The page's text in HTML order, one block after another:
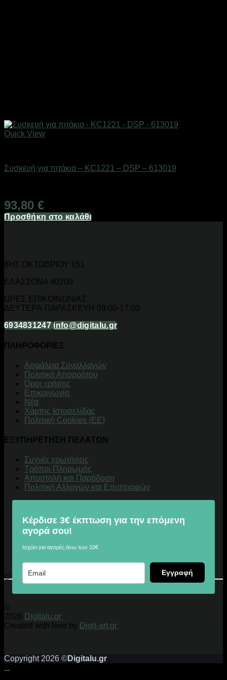
Quick View
Συσκευή για πιτάκια – KC1221 – DSP – 613019
93,80 €
Προσθήκη στο καλάθι
6ΗΣ ΟΚΤΩΒΡΙΟΥ 151
ΕΛΑΣΣΟΝΑ 40200
ΩΡΕΣ ΕΠΙΚΟΙΝΩΝΙΑΣ
ΔΕΥΤΕΡΑ-ΠΑΡΑΣΚΕΥΗ 09:00-17:00
6934831247 info@digitalu.gr
ΠΛΗΡΟΦΟΡΙΕΣ
Aσφάλεια Συναλλαγών
Πολιτική Απορρήτου
Όροι χρήσης
Επικοινωνία
Νέα
Χάρτης Ιστοσελίδας
Πολιτική Cookies (ΕΕ)
ΕΞΥΠΗΡΕΤΗΣΗ ΠΕΛΑΤΩΝ
Συχνές ερωτήσεις
Τρόποι Πληρωμής
Αποστολή και Παράδοση
Πολιτική Αλλαγών και Επιστροφών
Κέρδισε 3€ έκπτωση για την επόμενη
αγορά σου!
Ισχύει για αγορές άνω των 10€
Εγγραφή
© 2026 Digitalu.gr
©
2026 Digitalu.gr
Created with love by Digit-art.gr
Copyright 2026 ©Digitalu.gr